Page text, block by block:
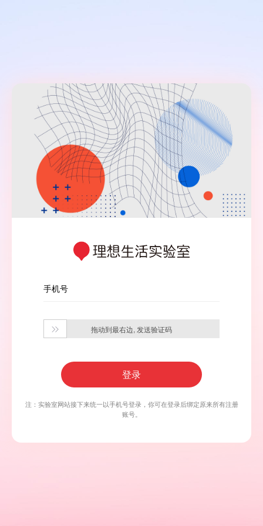
手机号
 拖动到最右边, 发送验证码
登录
注：实验室网站接下来统一以手机号登录，你可在登录后绑定原来所有注册
账号。